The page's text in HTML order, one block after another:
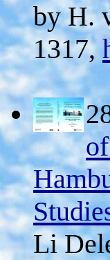
by H.
1317,
Li